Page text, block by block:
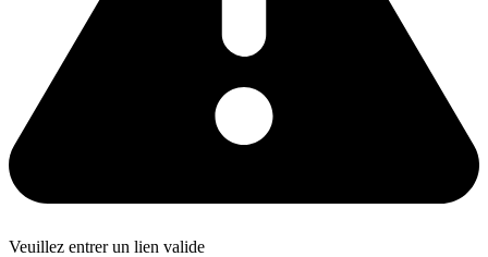
Veuillez entrer un lien valide